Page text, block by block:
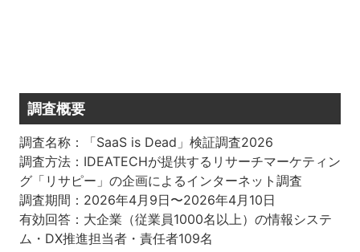
調査概要
調査名称：「SaaS is Dead」検証調査2026
調査方法：IDEATECHが提供するリサーチマーケティン
グ「リサピー」の企画によるインターネット調査
調査期間：2026年4月9日〜2026年4月10日
有効回答：大企業（従業員1000名以上）の情報システ
ム・DX推進担当者・責任者109名